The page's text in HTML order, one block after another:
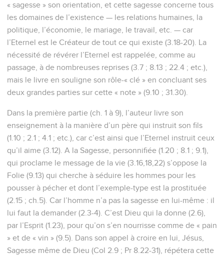
« sagesse » son orientation, et cette sagesse concerne tous
les domaines de l’existence — les relations humaines, la
politique, l’économie, le mariage, le travail, etc. — car
l’Eternel est le Créateur de tout ce qui existe (3.18-20). La
nécessité de révérer l’Eternel est rappelée, comme au
passage, à de nombreuses reprises (3.7 ; 8.13 ; 22.4 ; etc.),
mais le livre en souligne son rôle-« clé » en concluant ses
deux grandes parties sur cette « note » (9.10 ; 31.30).
Dans la première partie (ch. 1 à 9), l’auteur livre son
enseignement à la manière d’un père qui instruit son fils
(1.10 ; 2.1 ; 4.1 ; etc.), car c’est ainsi que l’Eternel instruit ceux
qu’il aime (3.12). A la Sagesse, personnifiée (1.20 ; 8.1 ; 9.1),
qui proclame le message de la vie (3.16,18,22) s’oppose la
Folie (9.13) qui cherche à séduire les hommes pour les
pousser à pécher et dont l’exemple-type est la prostituée
(2.15 ; ch.5). Car l’homme n’a pas la sagesse en lui-même : il
lui faut la demander (2.3-4). C’est Dieu qui la donne (2.6),
par l’Esprit (1.23), pour qu’on s’en nourrisse comme de « pain
» et de « vin » (9.5). Dans son appel à croire en lui, Jésus,
Sagesse même de Dieu (Col 2.9 ; Pr 8.22-31), répétera cette